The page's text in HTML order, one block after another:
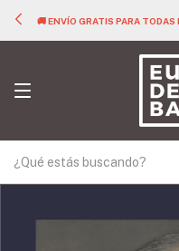
🚚 ENVÍO GRATIS PARA